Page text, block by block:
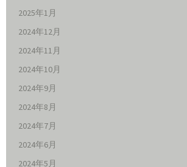
2025年1月
2024年12月
2024年11月
2024年10月
2024年9月
2024年8月
2024年7月
2024年6月
2024年5月